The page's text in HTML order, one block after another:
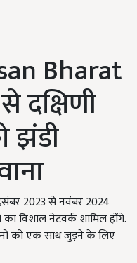
Bharat
दक्षिणी
झंडी
2023 से नवंबर 2024
विशाल नेटवर्क शामिल होंगे.
को एक साथ जुड़ने के लिए